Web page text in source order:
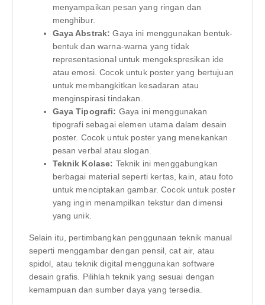
menyampaikan pesan yang ringan dan
menghibur.
Gaya Abstrak: Gaya ini menggunakan bentuk-
bentuk dan warna-warna yang tidak
representasional untuk mengekspresikan ide
atau emosi. Cocok untuk poster yang bertujuan
untuk membangkitkan kesadaran atau
menginspirasi tindakan.
Gaya Tipografi: Gaya ini menggunakan
tipografi sebagai elemen utama dalam desain
poster. Cocok untuk poster yang menekankan
pesan verbal atau slogan.
Teknik Kolase: Teknik ini menggabungkan
berbagai material seperti kertas, kain, atau foto
untuk menciptakan gambar. Cocok untuk poster
yang ingin menampilkan tekstur dan dimensi
yang unik.
Selain itu, pertimbangkan penggunaan teknik manual
seperti menggambar dengan pensil, cat air, atau
spidol, atau teknik digital menggunakan software
desain grafis. Pilihlah teknik yang sesuai dengan
kemampuan dan sumber daya yang tersedia.